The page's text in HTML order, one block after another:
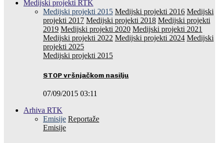
Medijski projekti RTK
Medijski projekti 2015 Medijski projekti 2016 Medijski
projekti 2017 Medijski projekti 2018 Medijski projekti
2019 Medijski projekti 2020 Medijski projekti 2021
Medijski projekti 2022 Medijski projekti 2024 Medijski
projekti 2025
Medijski projekti 2015
STOP vršnjačkom nasilju
07/09/2015 03:11
Arhiva RTK
Emisije Reportaže
Emisije